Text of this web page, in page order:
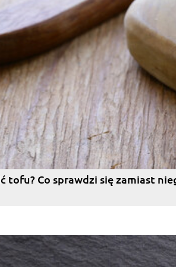
tofu? Co sprawdzi się zamiast